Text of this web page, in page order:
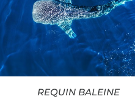
REQUIN BALEINE